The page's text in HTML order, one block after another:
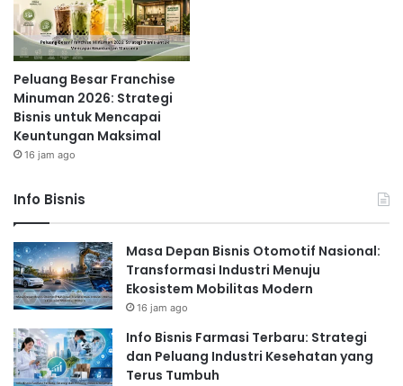
Peluang Besar Franchise
Minuman 2026: Strategi
Bisnis untuk Mencapai
Keuntungan Maksimal
16 jam ago
Info Bisnis
Masa Depan Bisnis Otomotif Nasional:
Transformasi Industri Menuju
Ekosistem Mobilitas Modern
16 jam ago
Info Bisnis Farmasi Terbaru: Strategi
dan Peluang Industri Kesehatan yang
Terus Tumbuh